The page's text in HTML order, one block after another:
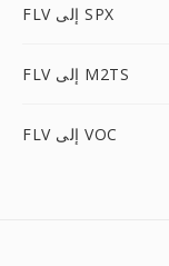
FLV إلى SPX
FLV إلى M2TS
FLV إلى VOC